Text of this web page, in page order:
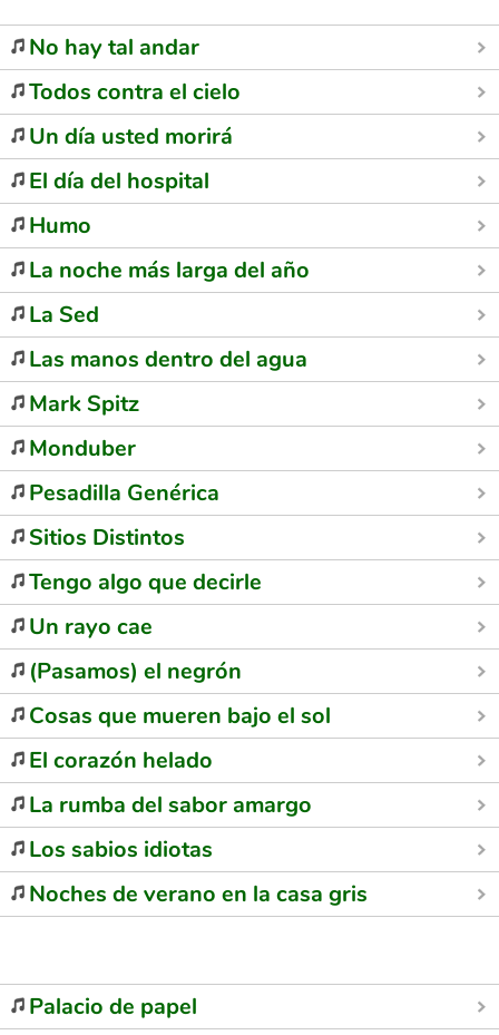
No hay tal andar
Todos contra el cielo
Un día usted morirá
El día del hospital
Humo
La noche más larga del año
La Sed
Las manos dentro del agua
Mark Spitz
Monduber
Pesadilla Genérica
Sitios Distintos
Tengo algo que decirle
Un rayo cae
(Pasamos) el negrón
Cosas que mueren bajo el sol
El corazón helado
La rumba del sabor amargo
Los sabios idiotas
Noches de verano en la casa gris
Palacio de papel